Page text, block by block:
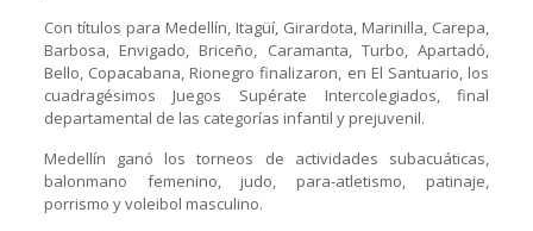
Con títulos para Medellín, Itagüí, Girardota, Marinilla, Carepa,
Barbosa, Envigado, Briceño, Caramanta, Turbo, Apartadó,
Bello, Copacabana, Rionegro finalizaron, en El Santuario, los
cuadragésimos Juegos Supérate Intercolegiados, final
departamental de las categorías infantil y prejuvenil.
Medellín ganó los torneos de actividades subacuáticas,
balonmano femenino, judo, para-atletismo, patinaje,
porrismo y voleibol masculino.